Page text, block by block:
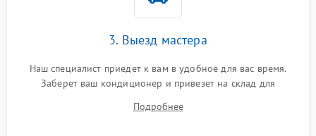
3. Выезд мастера
Наш специалист приедет к вам в удобное для вас время.
Заберет ваш кондиционер и привезет на склад для
Подробнее